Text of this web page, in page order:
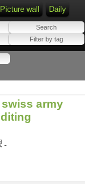
Picture wall Daily
army
-